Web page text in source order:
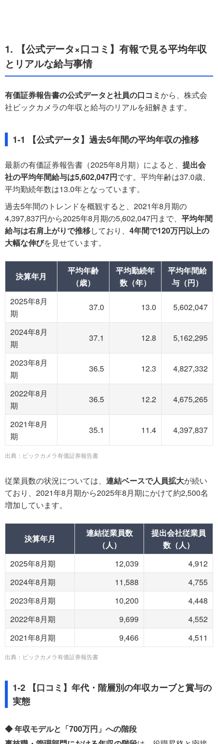
1. 【公式データ×口コミ】有報で見る平均年収
とリアルな給与事情
有価証券報告書の公式データと社員の口コミから、株式会
社ビックカメラの年収と給与のリアルを紐解きます。
1-1 【公式データ】過去5年間の平均年収の推移
最新の有価証券報告書（2025年8月期）によると、 提出会
社の平均年間給与は5,602,047円です。平均年齢は37.0歳、
平均勤続年数は13.0年となっています。
過去5年間のトレンドを概観すると、2021年8月期の
4,397,837円から2025年8月期の5,602,047円まで、 平均年間
給与は右肩上がりで推移しており、 4年間で120万円以上の
大幅な伸びを見せています。
決算年月
平均年齢
（歳）
平均勤続年
数（年）
平均年間給
与（円）
2025年8月
期
37.0 13.0 5,602,047
2024年8月
期
37.1 12.8 5,162,295
2023年8月
期
36.5 12.3 4,827,332
2022年8月
期
36.5 12.2 4,675,265
2021年8月
期
35.1 11.4 4,397,837
出典：ビックカメラ有価証券報告書
従業員数の状況については、 連結ベースで人員拡大が続い
ており、2021年8月期から2025年8月期にかけて約2,500名
増加しています。
決算年月
連結従業員数
（人）
提出会社従業員
数（人）
2025年8月期
12,039
4,912
2024年8月期
11,588
4,755
2023年8月期
10,200
4,448
2022年8月期
9,699
4,552
2021年8月期
9,466 4,511
出典：ビックカメラ有価証券報告書
1-2 【口コミ】年代・階層別の年収カーブと賞与の
実態
◆ 年収モデルと「700万円」への階段